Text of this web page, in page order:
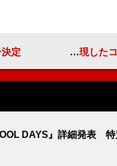
定 LE
DAYS』詳細発表